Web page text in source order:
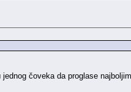
čoveka da proglase